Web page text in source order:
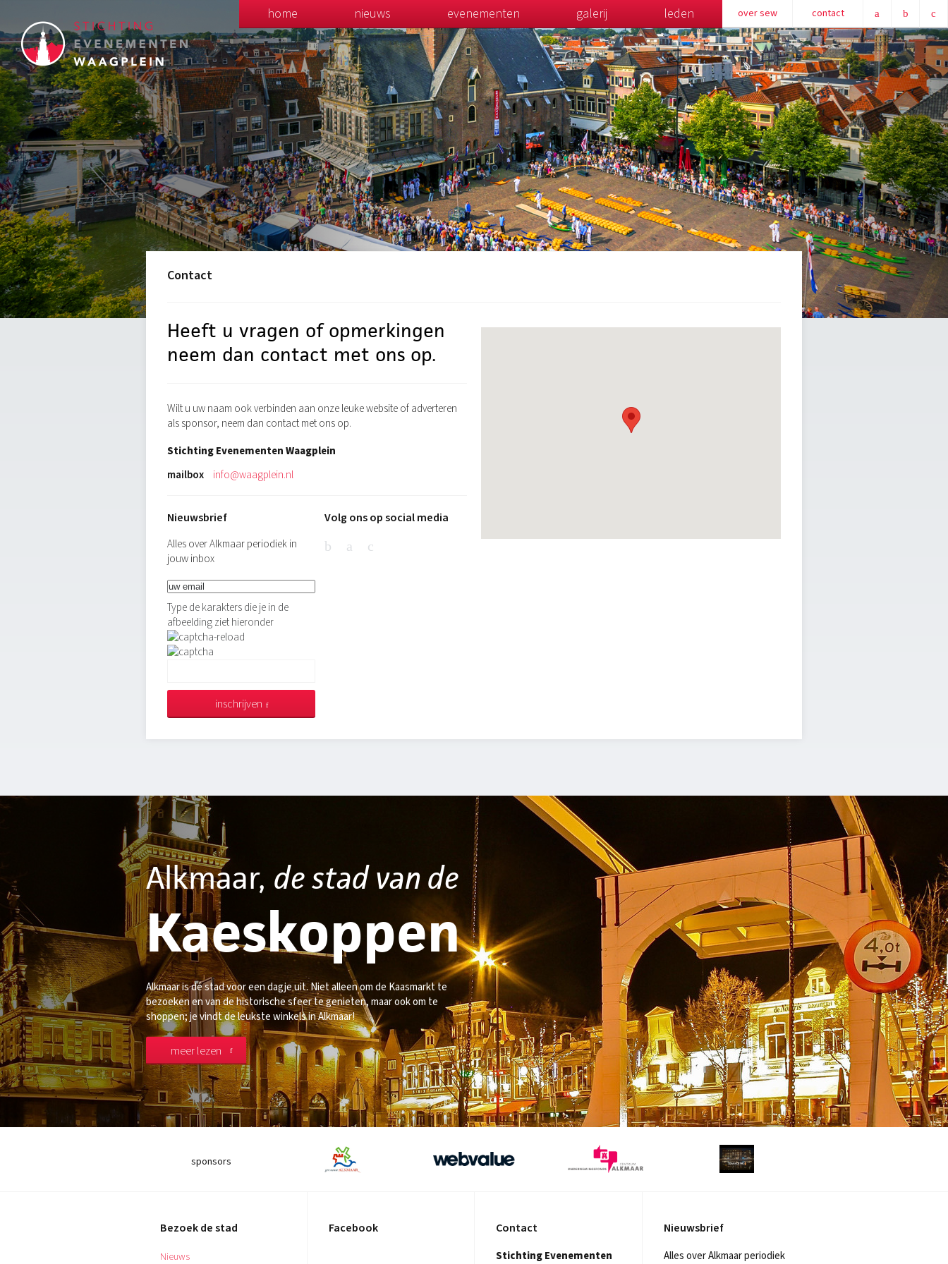
home nieuws evenementen galerij leden over sew contact
Contact
Heeft u vragen of opmerkingen
neem dan contact met ons op.
Wilt u uw naam ook verbinden aan onze leuke website of adverteren
als sponsor, neem dan contact met ons op.
Stichting Evenementen Waagplein
mailbox
info@waagplein.nl
Nieuwsbrief
Alles over Alkmaar periodiek in
jouw inbox
Type de karakters die je in de
afbeelding ziet hieronder
inschrijven
Volg ons op social media
Alkmaar, de stad van de
Kaeskoppen
Alkmaar is dé stad voor een dagje uit. Niet alleen om de Kaasmarkt te
bezoeken en van de historische sfeer te genieten, maar ook om te
shoppen; je vindt de leukste winkels in Alkmaar!
meer lezen
sponsors
Bezoek de stad
Nieuws
Facebook Contact
Stichting Evenementen
Nieuwsbrief
Alles over Alkmaar periodiek